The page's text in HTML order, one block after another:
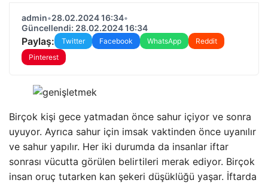
admin•28.02.2024 16:34•
Güncellendi: 28.02.2024 16:34
Paylaş: Twitter Facebook WhatsApp
Reddit
Pinterest
Birçok kişi gece yatmadan önce sahur içiyor ve sonra
uyuyor. Ayrıca sahur için imsak vaktinden önce uyanılır
ve sahur yapılır. Her iki durumda da insanlar iftar
sonrası vücutta görülen belirtileri merak ediyor. Birçok
insan oruç tutarken kan şekeri düşüklüğü yaşar. İftarda